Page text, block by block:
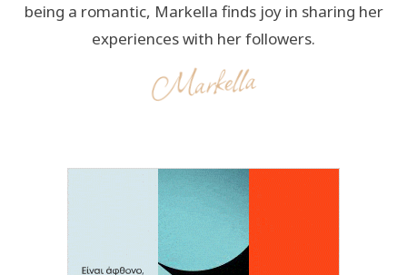
being a romantic, Markella finds joy in sharing her
experiences with her followers.